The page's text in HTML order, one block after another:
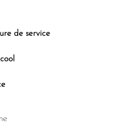
de service